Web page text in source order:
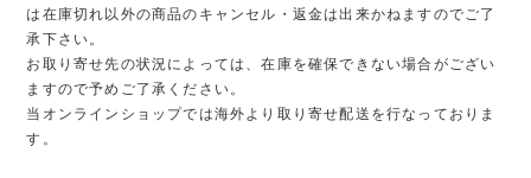
は在庫切れ以外の商品のキャンセル・返金は出来かねますのでご了
承下さい。
お取り寄せ先の状況によっては、在庫を確保できない場合がござい
ますので予めご了承ください。
当オンラインショップでは海外より取り寄せ配送を行なっておりま
す。